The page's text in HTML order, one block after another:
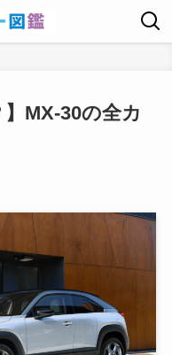
】MX-30の全カ